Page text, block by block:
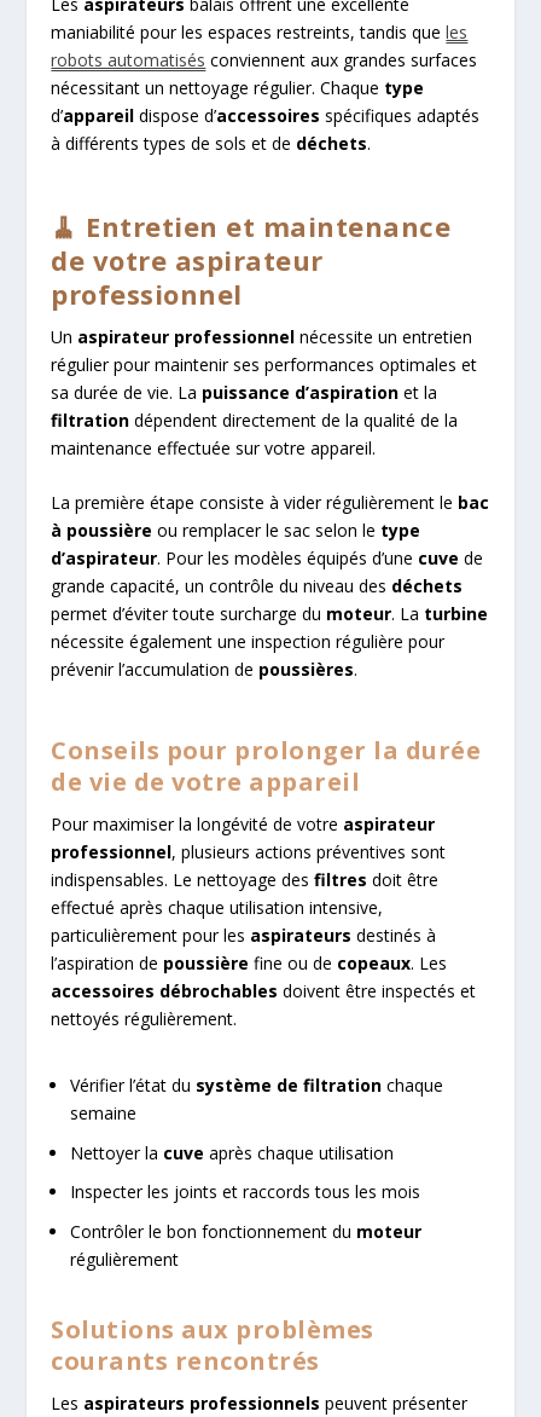
Les aspirateurs balais offrent une excellente
maniabilité pour les espaces restreints, tandis queles
robots automatisés conviennent aux grandes surfaces
nécessitant un nettoyage régulier. Chaque type
d’appareil dispose d’accessoires spécifiques adaptés
à différents types de sols et de déchets.
🧹 Entretien et maintenance
de votre aspirateur
professionnel
Un aspirateur professionnel nécessite un entretien
régulier pour maintenir ses performances optimales et
sa durée de vie. La puissance d’aspiration et la
filtration dépendent directement de la qualité de la
maintenance effectuée sur votre appareil.
La première étape consiste à vider régulièrement le bac
à poussière ou remplacer le sac selon le type
d’aspirateur. Pour les modèles équipés d’une cuve de
grande capacité, un contrôle du niveau des déchets
permet d’éviter toute surcharge du moteur. La turbine
nécessite également une inspection régulière pour
prévenir l’accumulation de poussières.
Conseils pour prolonger la durée
de vie de votre appareil
Pour maximiser la longévité de votre aspirateur
professionnel, plusieurs actions préventives sont
indispensables. Le nettoyage desfiltres doit être
effectué après chaque utilisation intensive,
particulièrement pour les aspirateurs destinés à
l’aspiration de poussière fine ou de copeaux. Les
accessoires débrochables doivent être inspectés et
nettoyés régulièrement.
Vérifier l’état du système de filtration chaque
semaine
Nettoyer la cuve après chaque utilisation
Inspecter les joints et raccords tous les mois
Contrôler le bon fonctionnement du moteur
régulièrement
Solutions aux problèmes
courants rencontrés
Les aspirateurs professionnels peuvent présenter